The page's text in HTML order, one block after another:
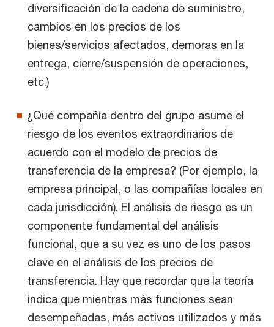
diversificación de la cadena de suministro,
cambios en los precios de los
bienes/servicios afectados, demoras en la
entrega, cierre/suspensión de operaciones,
etc.)
¿Qué compañía dentro del grupo asume el
riesgo de los eventos extraordinarios de
acuerdo con el modelo de precios de
transferencia de la empresa? (Por ejemplo, la
empresa principal, o las compañías locales en
cada jurisdicción). El análisis de riesgo es un
componente fundamental del análisis
funcional, que a su vez es uno de los pasos
clave en el análisis de los precios de
transferencia. Hay que recordar que la teoría
indica que mientras más funciones sean
desempeñadas, más activos utilizados y más